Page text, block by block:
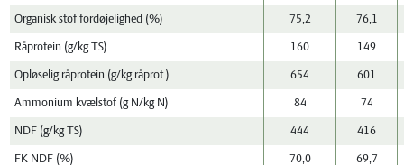
Organisk stof fordøjelighed (%) 75,2 76,1
Råprotein (g/kg TS) 160 149
Opløselig råprotein (g/kg råprot.) 654 601
Ammonium kvælstof (g N/kg N) 84 74
NDF (g/kg TS) 444 416
FK NDF (%) 70,0 69,7